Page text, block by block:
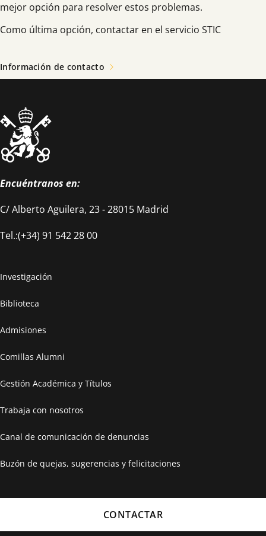
mejor opción para resolver estos problemas.
Como última opción, contactar en el servicio STIC
Información de contacto
Encuéntranos en:
C/ Alberto Aguilera, 23 - 28015 Madrid
Tel.:(+34) 91 542 28 00
Investigación
Biblioteca
Admisiones
Comillas Alumni
Gestión Académica y Títulos
Trabaja con nosotros
Canal de comunicación de denuncias
Buzón de quejas, sugerencias y felicitaciones
CONTACTAR